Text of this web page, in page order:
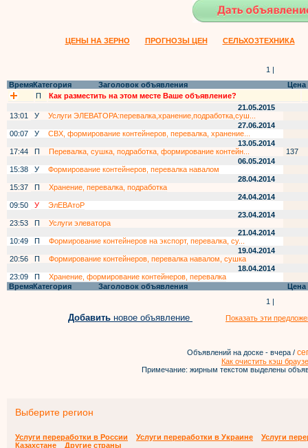
ЦЕНЫ НА ЗЕРНО ПРОГНОЗЫ ЦЕН СЕЛЬХОЗТЕХНИКА
1 |
ВремяКатегория Заголовок объявления
Цена
П
Как разместить на этом месте Ваше объявление?
21.05.2015
13:01
У
Услуги ЭЛЕВАТОРА:перевалка,хранение,подработка,суш...
27.06.2014
00:07
У
СВХ, формирование контейнеров, перевалка, хранение...
13.05.2014
17:44
П Перевалка, сушка, подработка, формирование контейн...
137
06.05.2014
15:38
У
Формирование контейнеров, перевалка навалом
28.04.2014
15:37
П
Хранение, перевалка, подработка
24.04.2014
09:50
У
ЭлЕВАтоР
23.04.2014
23:53
П
Услуги элеватора
21.04.2014
10:49
П
Формирование контейнеров на экспорт, перевалка, су...
19.04.2014
20:56
П
Формирование контейнеров, перевалка навалом, сушка
18.04.2014
23:09
П
Хранение, формирование контейнеров, перевалка
ВремяКатегория Заголовок объявления
Цена
1 |
Добавить новое объявление Показать эти
Объявлений на доске - вчера /
Как очистить кэш
Примечание: жирным текстом выделены
Выберите регион
Услуги переработки в России Услуги переработки в Украине
Услуги
Казахстане
Другие страны